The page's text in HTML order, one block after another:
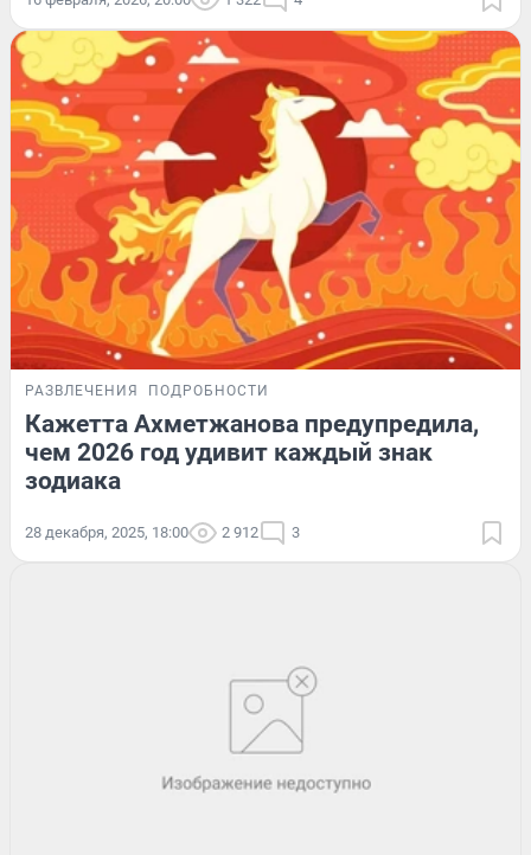
РАЗВЛЕЧЕНИЯ ПОДРОБНОСТИ
Кажетта Ахметжанова предупредила,
чем 2026 год удивит каждый знак
зодиака
28 декабря, 2025, 18:00 2 912 3